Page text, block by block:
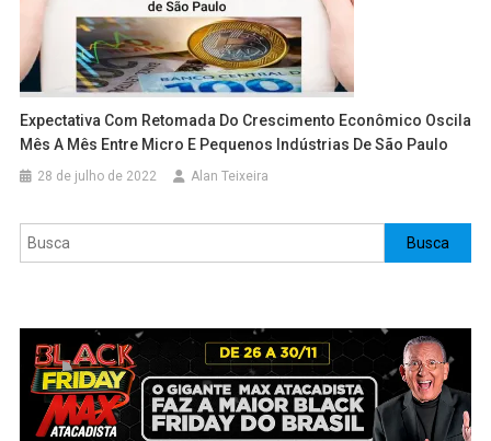
Expectativa Com Retomada Do Crescimento Econômico Oscila
Mês A Mês Entre Micro E Pequenos Indústrias De São Paulo
28 de julho de 2022 Alan Teixeira
Pesquisar Busca